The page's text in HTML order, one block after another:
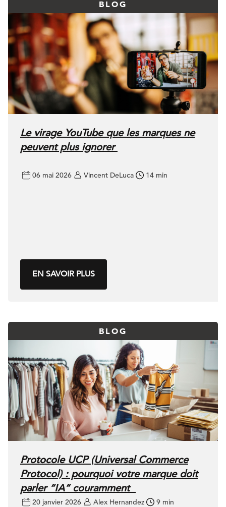
BLOG
Le virage YouTube que les marques ne
peuvent plus ignorer
06 mai 2026 Vincent DeLuca 14 min
EN SAVOIR PLUS
BLOG
Protocole UCP (Universal Commerce
Protocol) : pourquoi votre marque doit
parler “IA” couramment
20 janvier 2026 Alex Hernandez 9 min